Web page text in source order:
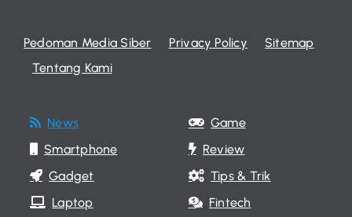
Pedoman Media Siber Privacy Policy
Sitemap
Tentang Kami
News
Smartphone
Gadget
Laptop
Game
Review
Tips & Trik
Fintech